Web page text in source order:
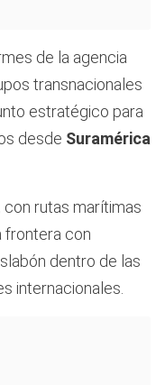
de la agencia
transnacionales
estratégico para
desde Suramérica
rutas marítimas
frontera con
dentro de las
internacionales.